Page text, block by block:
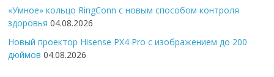
«Умное» кольцо RingConn с новым способом контроля
здоровья 04.08.2026
Новый проектор Hisense PX4 Pro с изображением до 200
дюймов 04.08.2026